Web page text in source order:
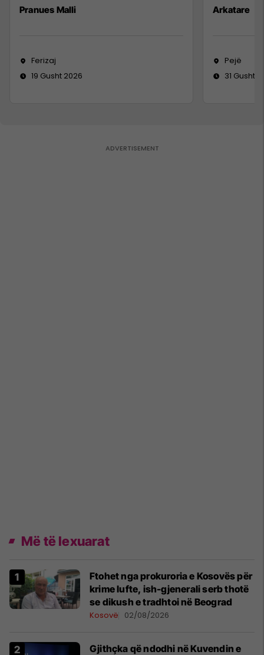
Pranues Malli
Ferizaj
19 Gusht 2026
Arkatare
Pejë
31 Gusht
Më të lexuarat
Ftohet nga prokuroria e Kosovës për
krime lufte, ish-gjenerali serb thotë
se dikush e tradhtoi në Beograd
Kosovë 02/08/2026
Gjithçka që ndodhi në Kuvendin e